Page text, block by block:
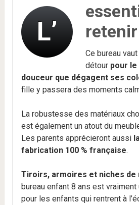
L’
retenir
Ce bureau
détour pour
douceur que dégagent ses
fille y passera des moments
La robustesse des matériaux
est également un atout du
Les parents apprécieront aussi la
fabrication 100 % française.
Tiroirs, armoires et niches de
bureau enfant 8 ans est vraiment
pour les enfants qui rentrent à